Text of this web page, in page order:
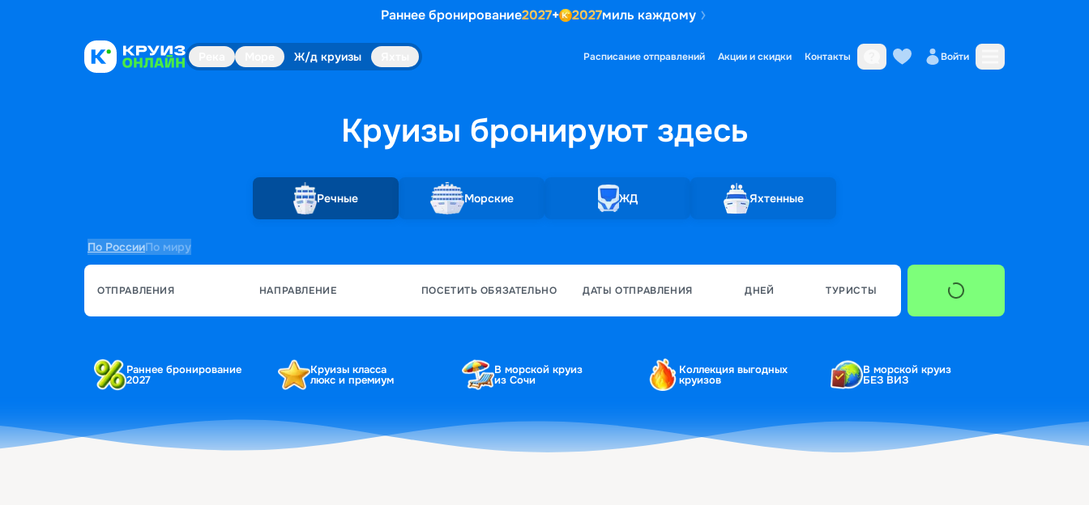
Раннее бронирование2027+ 2027миль каждому
Ж/д круизы Расписание отправлений Акции и скидки Контакты Войти
Круизы бронируютздесь
Речные Морские ЖД Яхтенные
По РоссииПо миру
ОТПРАВЛЕНИЯ НАПРАВЛЕНИЕ ПОСЕТИТЬ ОБЯЗАТЕЛЬНО ДАТЫ ОТПРАВЛЕНИЯ ДНЕЙ ТУРИСТЫ
Раннее бронирование
2027
Круизы класса
люкс и премиум
В морской круиз
из Сочи
Коллекция выгодных
круизов
В морской круиз
БЕЗ ВИЗ